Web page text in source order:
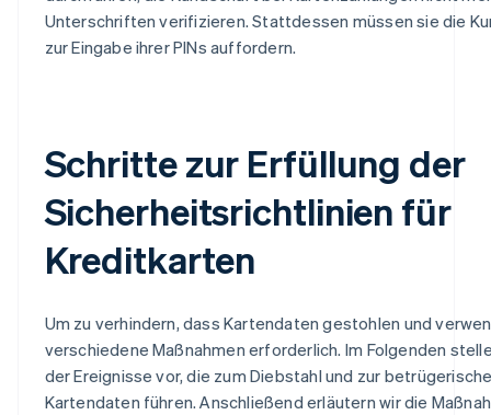
Unterschriften verifizieren. Stattdessen müssen sie die
zur Eingabe ihrer PINs auffordern.
Schritte zur Erfüllung der
Sicherheitsrichtlinien für
Kreditkarten
Um zu verhindern, dass Kartendaten gestohlen und
verschiedene Maßnahmen erforderlich. Im Folgenden
der Ereignisse vor, die zum Diebstahl und zur
Kartendaten führen. Anschließend erläutern wir die